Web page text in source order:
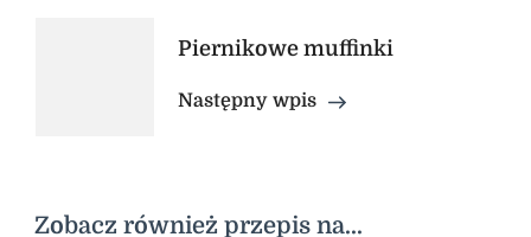
Piernikowe muffinki
Następny wpis
Zobacz również przepis na...